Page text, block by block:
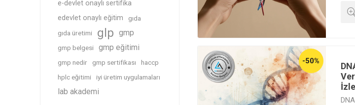
-50%
e-devlet onaylı sertifika
edevlet onaylı eğitim
gıda
gıda üretimi
glp gmp
gmp belgesi gmp eğitimi
gmp nedir gmp sertifikası
haccp
hplc eğitimi
iyi üretim uygulamaları
lab akademi